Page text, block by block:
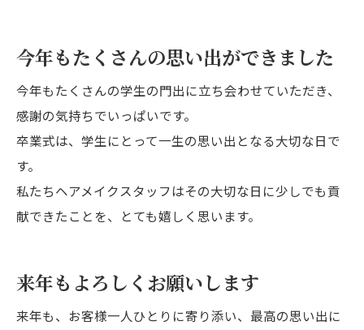
今年もたくさんの思い出ができました
今年もたくさんの学生の門出に立ち会わせていただき、
感謝の気持ちでいっぱいです。
卒業式は、学生にとって一生の思い出となる大切な日で
す。
私たちヘアメイクスタッフはその大切な日に少しでも貢
献できたことを、とても嬉しく思います。
来年もよろしくお願いします
来年も、お客様一人ひとりに寄り添い、最高の思い出に